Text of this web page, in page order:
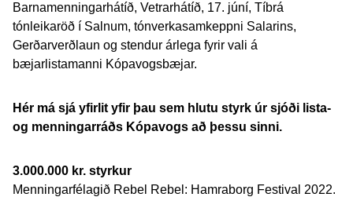
Barnamenningarhátíð, Vetrarhátíð, 17. júní, Tíbrá
tónleikaröð í Salnum, tónverkasamkeppni Salarins,
Gerðarverðlaun og stendur árlega fyrir vali á
bæjarlistamanni Kópavogsbæjar.
Hér má sjá yfirlit yfir þau sem hlutu styrk úr sjóði lista-
og menningarráðs Kópavogs að þessu sinni.
3.000.000 kr. styrkur
Menningarfélagið Rebel Rebel: Hamraborg Festival 2022.